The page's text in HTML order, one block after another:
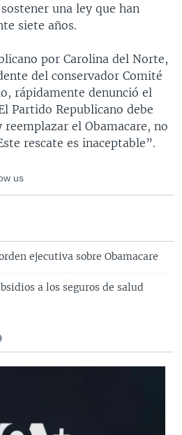
una ley que han
siete años.
por Carolina del Norte,
del conservador Comité
rápidamente denunció el
Partido Republicano debe
reemplazar el Obamacare, no
rescate es inaceptable”.
us
ejecutiva sobre Obamacare
a los seguros de salud